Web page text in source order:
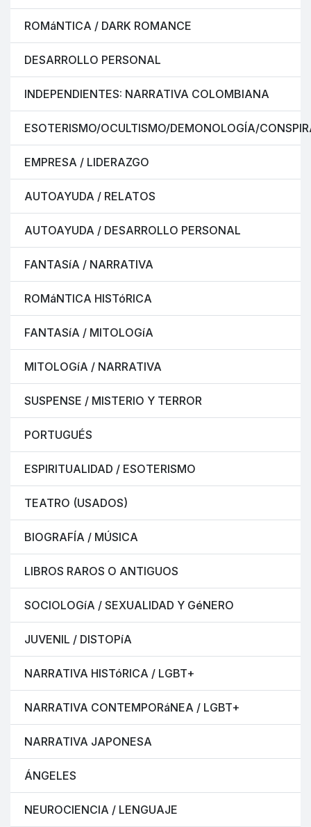
ROMáNTICA / DARK ROMANCE
DESARROLLO PERSONAL
INDEPENDIENTES: NARRATIVA COLOMBIANA
ESOTERISMO/OCULTISMO/DEMONOLOGÍA/
EMPRESA / LIDERAZGO
AUTOAYUDA / RELATOS
AUTOAYUDA / DESARROLLO PERSONAL
FANTASíA / NARRATIVA
ROMáNTICA HISTóRICA
FANTASíA / MITOLOGíA
MITOLOGíA / NARRATIVA
SUSPENSE / MISTERIO Y TERROR
PORTUGUÉS
ESPIRITUALIDAD / ESOTERISMO
TEATRO (USADOS)
BIOGRAFÍA / MÚSICA
LIBROS RAROS O ANTIGUOS
SOCIOLOGíA / SEXUALIDAD Y GéNERO
JUVENIL / DISTOPíA
NARRATIVA HISTóRICA / LGBT+
NARRATIVA CONTEMPORáNEA / LGBT+
NARRATIVA JAPONESA
ÁNGELES
NEUROCIENCIA / LENGUAJE